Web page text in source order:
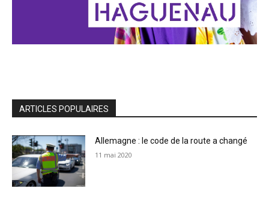
ARTICLES POPULAIRES
Allemagne : le code de la route a changé
11 mai 2020